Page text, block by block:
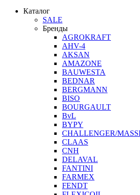
Каталог
SALE
Бренды
AGROKRAFT
AHV-4
AKSAN
AMAZONE
BAUWESTA
BEDNAR
BERGMANN
BISO
BOURGAULT
BvL
BYPY
CHALLENGER/
CLAAS
CNH
DELAVAL
FANTINI
FARMEX
FENDT